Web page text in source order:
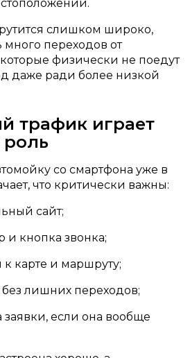
слишком широко,
много переходов от
физически не поедут
даже ради более низкой
трафик играет
со смартфона уже в
что критически важны:
сайт;
и кнопка звонка;
карте и маршруту;
лишних переходов;
заявки, если она вообще